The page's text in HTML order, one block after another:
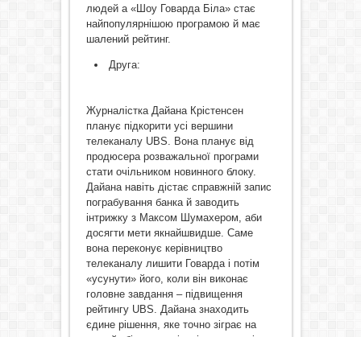
людей а «Шоу Говарда Біла» стає
найпопулярнішою програмою й має
шалений рейтинг.
Друга:
Журналістка Дайана Крістенсен
планує підкорити усі вершини
телеканалу UBS. Вона планує від
продюсера розважальної програми
стати очільником новинного блоку.
Дайана навіть дістає справжній запис
пограбування банка й заводить
інтрижку з Максом Шумахером, аби
досягти мети якнайшвидше. Саме
вона переконує керівництво
телеканалу лишити Говарда і потім
«усунути» його, коли він виконає
головне завдання – підвищення
рейтингу UBS. Дайана знаходить
єдине рішення, яке точно зіграє на